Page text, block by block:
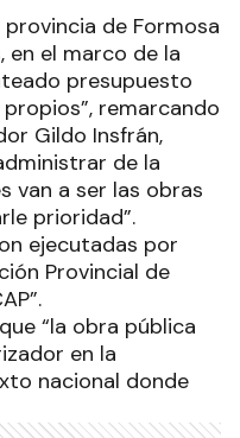
de Formosa
el marco de la
presupuesto
remarcando
Gildo Insfrán,
de la
van a ser las obras
prioridad”.
ejecutadas por
Provincial de
“la obra pública
en la
nacional donde